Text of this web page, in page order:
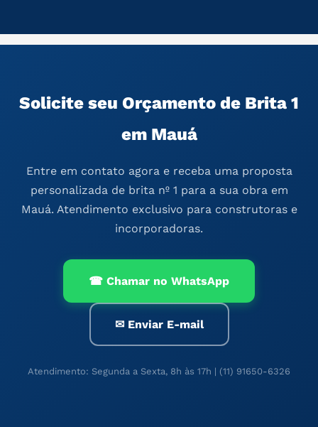
Solicite seu Orçamento de Brita 1
em Mauá
Entre em contato agora e receba uma proposta
personalizada de brita nº 1 para a sua obra em
Mauá. Atendimento exclusivo para construtoras e
incorporadoras.
☎ Chamar no WhatsApp
✉ Enviar E-mail
Atendimento: Segunda a Sexta, 8h às 17h | (11) 91650-6326